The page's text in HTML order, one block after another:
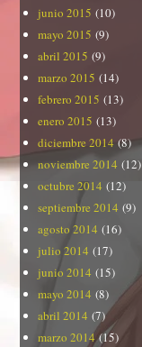
junio 2015 (10)
mayo 2015 (9)
abril 2015 (9)
marzo 2015 (14)
febrero 2015 (13)
enero 2015 (13)
diciembre 2014 (8)
noviembre 2014 (12)
octubre 2014 (12)
septiembre 2014 (9)
agosto 2014 (16)
julio 2014 (17)
junio 2014 (15)
mayo 2014 (8)
abril 2014 (7)
marzo 2014(15)